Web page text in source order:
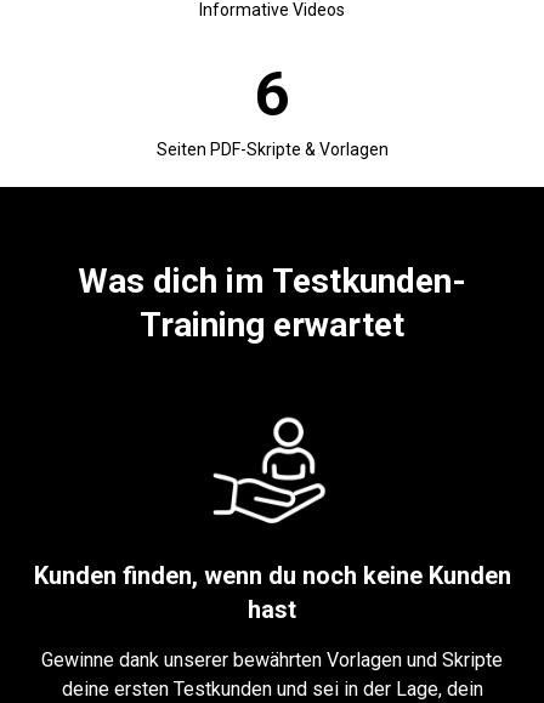
Informative Videos
6
Seiten PDF-Skripte & Vorlagen
Was dich im Testkunden-
Training erwartet
Kunden finden, wenn du noch keine Kunden
hast
Gewinne dank unserer bewährten Vorlagen und Skripte
deine ersten Testkunden und sei in der Lage, dein